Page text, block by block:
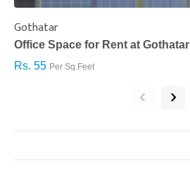
Gothatar
Office Space for Rent at Gothatar
Rs. 55 Per Sq.Feet
‹ ›